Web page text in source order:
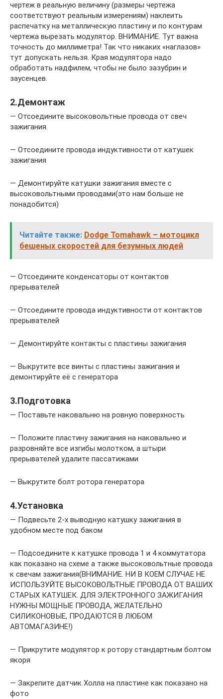
чертеж в реальную величину (размеры чертежа
соответствуют реальным измерениям) наклеить
распечатку на металлическую пластину и по контурам
чертежа вырезать модулятор. ВНИМАНИЕ. Тут важна
точность до миллиметра! Так что никаких «наглазов»
тут допускать нельзя. Края модулятора надо
обработать надфилем, чтобы не было зазубрин и
заусенцев.
2.Демонтаж
— Отсоедините высоковольтные провода от свеч
зажигания.
— Отсоедините провода индуктивности от катушек
зажигания
— Демонтируйте катушки зажигания вместе с
высоковольтными проводами(это нам больше не
понадобится)
Читайте также: Dodge Tomahawk – мотоцикл
бешеных скоростей для безумных людей
— Отсоедините конденсаторы от контактов
прерывателей
— Отсоедините провода индуктивности от контактов
прерывателей
— Демонтируйте контакты с пластины зажигания
— Выкрутите все винты с пластины зажигания и
демонтируйте её с генератора
3.Подготовка
— Поставьте наковальню на ровную поверхность
— Положите пластину зажигания на наковальню и
разровняйте все изгибы молотком, а штыри
прерывателей удалите пассатижами
— Выкрутите болт ротора генератора
4.Установка
— Подвесьте 2-х выводную катушку зажигания в
удобном месте под баком
— Подсоедините к катушке провода 1 и 4 коммутатора
как показано на схеме а также высоковольтные провода
к свечам зажигания(ВНИМАНИЕ. НИ В КОЕМ СЛУЧАЕ НЕ
ИСПОЛЬЗУЙТЕ ВЫСОКОВОЛЬТНЫЕ ПРОВОДА ОТ ВАШИХ
СТАРЫХ КАТУШЕК. ДЛЯ ЭЛЕКТРОННОГО ЗАЖИГАНИЯ
НУЖНЫ МОЩНЫЕ ПРОВОДА, ЖЕЛАТЕЛЬНО
СИЛИКОНОВЫЕ, ПРОДАЮТСЯ В ЛЮБОМ
АВТОМАГАЗИНЕ!)
— Прикрутите модулятор к ротору стандартным болтом
якоря
— Закрепите датчик Холла на пластине как показано на
фото